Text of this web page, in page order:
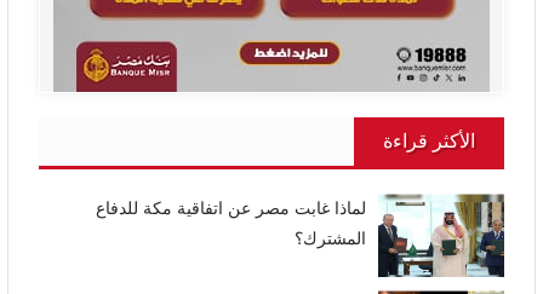
الأكثر قراءة
لماذا غابت مصر عن اتفاقية مكة للدفاع
المشترك؟